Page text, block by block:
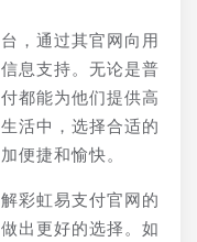
，通过其官网向用
息支持。无论是普
都能为他们提供高
活中，选择合适的
便捷和愉快。
彩虹易支付官网的
出更好的选择。如